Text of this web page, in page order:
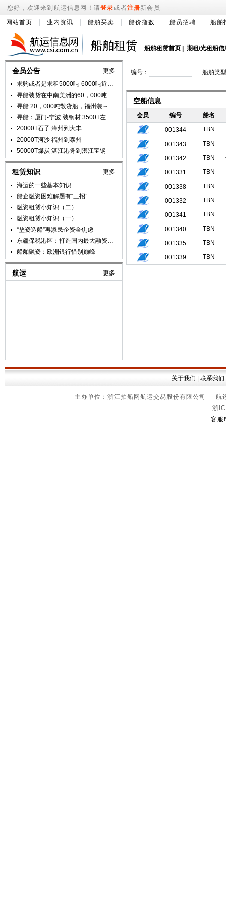
您好，欢迎来到航运信息网！请登录或者注册新会员
网站首页 业内资讯 船舶买卖 船价指数 船员招聘 船舶
船舶租赁 船舶租赁首页 期租/光租船信
会员公告
更多
求购或者是求租5000吨-6000吨近海散货船，船龄2013年-2018年，单主机.
寻船装货在中南美洲的60，000吨～64，000吨的货船(智利到中国)。
寻船:20，000吨散货船，福州装～越南卸。
寻船：厦门-宁波 装钢材 3500T左右 有实船联系
20000T石子 漳州到大丰
20000T河沙 福州到泰州
50000T煤炭 湛江港务到湛江宝钢
租赁知识
更多
海运的一些基本知识
船企融资困难解题有“三招”
融资租赁小知识（二）
融资租赁小知识（一）
“垫资造船”再添民企资金焦虑
东疆保税港区：打造国内最大融资租赁业聚集地
船舶融资：欧洲银行惜别巅峰
航运 更多
编号： 船舶类
空船信息
会员 编号 船名
001344 TBN
001343 TBN
001342 TBN
001331 TBN
001338 TBN
001332 TBN
001341 TBN
001340 TBN
001335 TBN
001339 TBN
关于我们 联系我们
主办单位：浙江拍船网航运交易股份有限公司
浙
客服